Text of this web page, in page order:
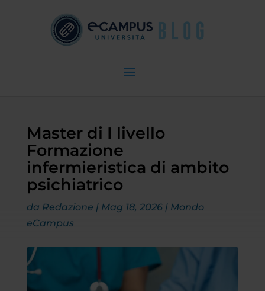
Master di I livello
Formazione
infermieristica di ambito
psichiatrico
da Redazione | Mag 18, 2026| Mondo
eCampus